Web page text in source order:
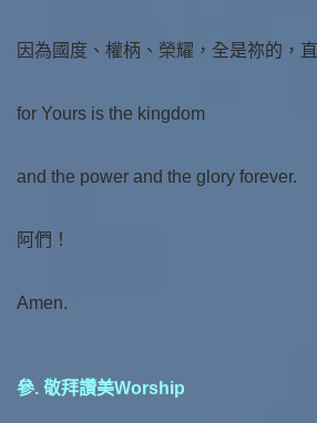
因為國度、權柄、榮耀，全是祢的，
for Yours is the kingdom
and the power and the glory forever.
阿們！
Amen.
參. 敬拜讚美Worship